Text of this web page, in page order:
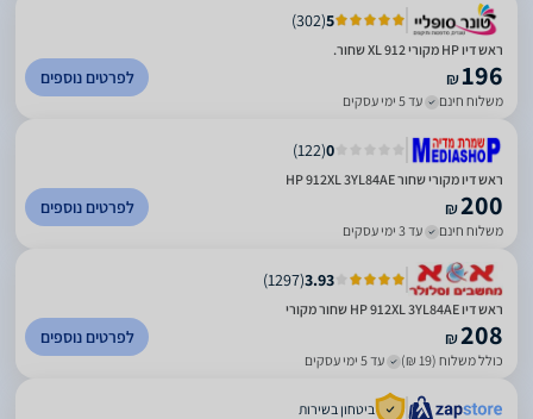
5
(
302
)
ראש דיו HP מקורי 912 XL שחור.
₪196
משלוח חינם עד 5 ימי עסקים
לפרטים נוספים
0
(
122
)
ראש דיו מקורי שחור HP 912XL 3YL84AE
₪200
משלוח חינם עד 3 ימי עסקים
לפרטים נוספים
3.93
(
1297
)
ראש דיו HP 912XL 3YL84AE שחור מקורי
₪208
כולל משלוח (19 ₪) עד 5 ימי עסקים
לפרטים נוספים
ביטחון בשירות